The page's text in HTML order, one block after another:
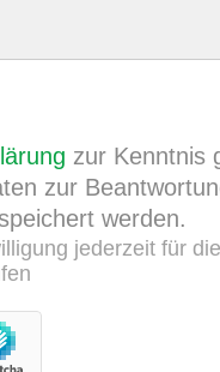
zur Kenntnis
zur
werden.
jederzeit für